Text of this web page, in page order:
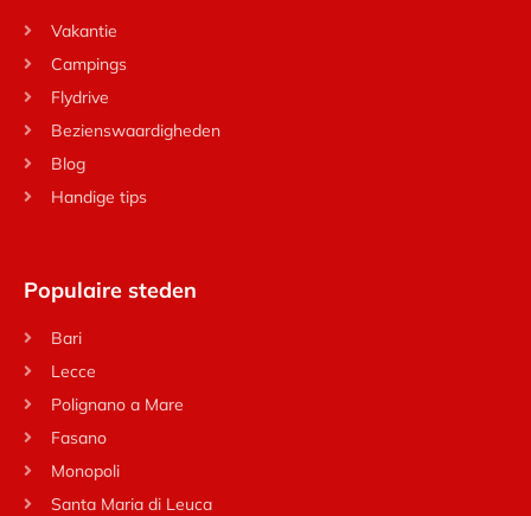
Vakantie
Campings
Flydrive
Bezienswaardigheden
Blog
Handige tips
Populaire steden
Bari
Lecce
Polignano a Mare
Fasano
Monopoli
Santa Maria di Leuca